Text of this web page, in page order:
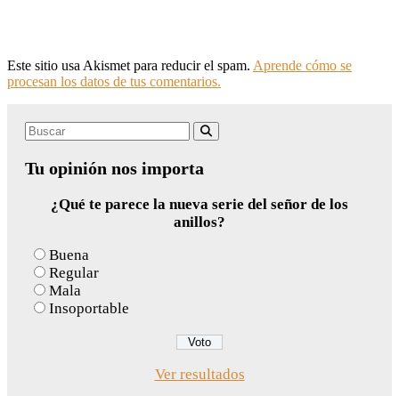
Este sitio usa Akismet para reducir el spam. Aprende cómo se
procesan los datos de tus comentarios.
Search
Tu opinión nos importa
¿Qué te parece la nueva serie del señor de los
anillos?
Buena
Regular
Mala
Insoportable
Ver resultados